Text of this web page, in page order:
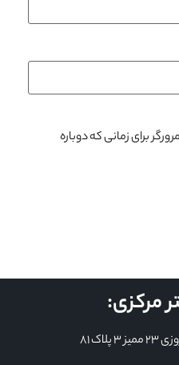
برای زمانی که دوباره
مرکزی:
81